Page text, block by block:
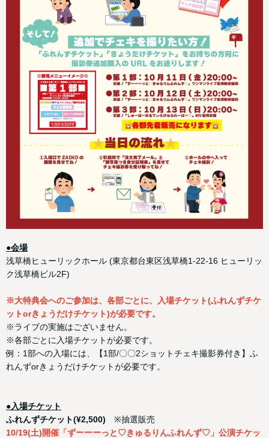
●会場
浅草橋ヒューリックホール (東京都台東区浅草橋1-22-16 ヒューリッ
ク浅草橋ビル2F)
※大特典会へのご参加は、各部ごとに、入場チケット(ふれんずチケ
ットorきょうだけチケット)が必要です。
※ライブの実施はございません。
※各部ごとに入場チケットが必要です。
例：1部への入場には、【1部/〇〇2ショットチェキ撮影券付き】ふ
れんずorきょうだけチケットが必要です。
●入場チケット
ふれんずチケット(¥2,500) ※抽選販売
10/19(土)開催「ずーーーっと♡きゅるりんふれんず♡」公演チケッ